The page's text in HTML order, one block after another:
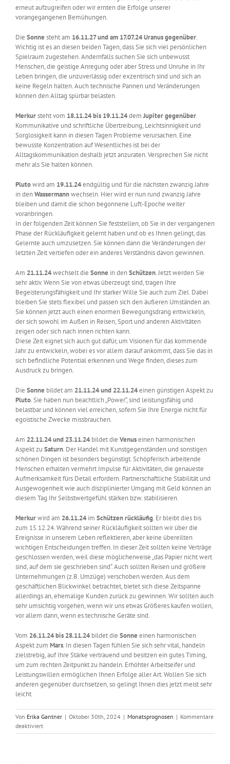
erneut aufzugreifen oder wir ernten die Erfolge unserer
vorangegangenen Bemühungen.
Die Sonne steht am 16.11.27 und am 17.07.24 Uranus gegenüber.
Wichtig ist es an diesen beiden Tagen, dass Sie sich viel persönlichen
Spielraum zugestehen. Andernfalls suchen Sie sich unbewusst
Menschen, die geistige Anregung oder aber Stress und Unruhe in Ihr
Leben bringen, die unzuverlässig oder exzentrisch sind und sich an
keine Regeln halten. Auch technische Pannen und Veränderungen
können den Alltag spürbar belasten.
Merkursteht vom 18.11.24 bis 19.11.24dem Jupitergegenüber.
Kommunikative und schriftliche Übertreibung, Leichtsinnigkeit und
Sorglosigkeit kann in diesen Tagen Probleme verursachen. Eine
bewusste Konzentration auf Wesentliches ist bei der
Alltagskommunikation deshalb jetzt anzuraten. Versprechen Sie nicht
mehr als Sie halten können.
Plutowird am 19.11.24endgültig und für die nächsten zwanzig Jahre
in denWassermannwechseln. Hier wird er nun rund zwanzig Jahre
bleiben und damit die schon begonnene Luft-Epoche weiter
voranbringen.
In der folgenden Zeit können Sie feststellen, ob Sie in der vergangenen
Phase der Rückläufigkeit gelernt haben und ob es Ihnen gelingt, das
Gelernte auch umzusetzen. Sie können dann die Veränderungen der
letzten Zeit vertiefen oder ein anderes Verständnis davon gewinnen.
Am 21.11.24wechselt die Sonne in denSchützen. Jetzt werden Sie
sehr aktiv. Wenn Sie von etwas überzeugt sind, tragen Ihre
Begeisterungsfähigkeit und Ihr starker Wille Sie auch zum Ziel. Dabei
bleiben Sie stets flexibel und passen sich den äußeren Umständen an.
Sie können jetzt auch einen enormen Bewegungsdrang entwickeln,
der sich sowohl im Außen in Reisen, Sport und anderen Aktivitäten
zeigen oder sich nach innen richten kann.
Diese Zeit eignet sich auch gut dafür, um Visionen für das kommende
Jahr zu entwickeln, wobei es vor allem darauf ankommt, dass Sie das in
sich befindliche Potential erkennen und Wege finden, dieses zum
Ausdruck zu bringen.
Die Sonne bildet am 21.11.24 und 22.11.24einen günstigen Aspekt zu
Pluto. Sie haben nun beachtlich „Power“, sind leistungsfähig und
belastbar und können viel erreichen, sofern Sie Ihre Energie nicht für
egoistische Zwecke missbrauchen.
Am 22.11.24 und 23.11.24bildet die Venuseinen harmonischen
Aspekt zu Saturn. Der Handel mit Kunstgegenständen und sonstigen
schönen Dingen ist besonders begünstigt. Schöpferisch arbeitende
Menschen erhalten vermehrt Impulse für Aktivitäten, die genaueste
Aufmerksamkeit fürs Detail erfordern. Partnerschaftliche Stabilität und
Ausgewogenheit wie auch disziplinierter Umgang mit Geld können an
diesem Tag Ihr Selbstwertgefühl stärken bzw. stabilisieren.
Merkurwird am 26.11.24im Schützenrückläufig. Er bleibt dies bis
zum 15.12.24. Während seiner Rückläufigkeit sollten wir über die
Ereignisse in unserem Leben reflektieren, aber keine übereilten
wichtigen Entscheidungen treffen. In dieser Zeit sollten keine Verträge
geschlossen werden, weil diese möglicherweise „das Papier nicht wert
sind, auf dem sie geschrieben sind“. Auch sollten Reisen und größere
Unternehmungen (z.B. Umzüge) verschoben werden. Aus dem
geschäftlichen Blickwinkel betrachtet, bietet sich diese Zeitspanne
allerdings an, ehemalige Kunden zurück zu gewinnen. Wir sollten auch
sehr umsichtig vorgehen, wenn wir uns etwas Größeres kaufen wollen,
vor allem dann, wenn es technische Geräte sind.
Vom 26.11.24 bis 28.11.24bildet die Sonne einen harmonischen
Aspekt zum Mars. In diesen Tagen fühlen Sie sich sehr vital, handeln
zielstrebig, auf Ihre Stärke vertrauend und besitzen ein gutes Timing,
um zum rechten Zeitpunkt zu handeln. Erhöhter Arbeitseifer und
Leistungswillen ermöglichen Ihnen Erfolge aller Art. Wollen Sie sich
anderen gegenüber durchsetzen, so gelingt Ihnen dies jetzt meist sehr
leicht.
Von Erika Gantner | Oktober 30th, 2024 | Monatsprognosen | Kommentare
deaktiviertfür
Astrologisch